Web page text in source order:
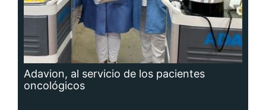
Adavion, al servicio de los pacientes
oncológicos